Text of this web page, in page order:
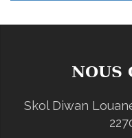
NOUS
Skol Diwan